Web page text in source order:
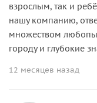
взрослым, так и
нашу компанию,
множеством
городу и глубокие
12 месяцев назад